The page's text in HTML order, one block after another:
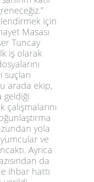
için
Masası
Tuncay
iş olarak
suçları
arada ekip,
geldiği
yola
ve
Ayrıca
da
ihbar hattı